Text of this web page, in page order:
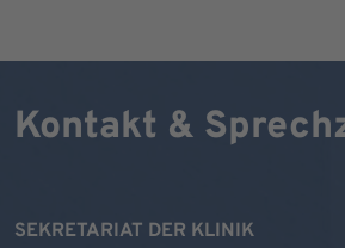
Kontakt &
SEKRETARIAT DER KLINIK